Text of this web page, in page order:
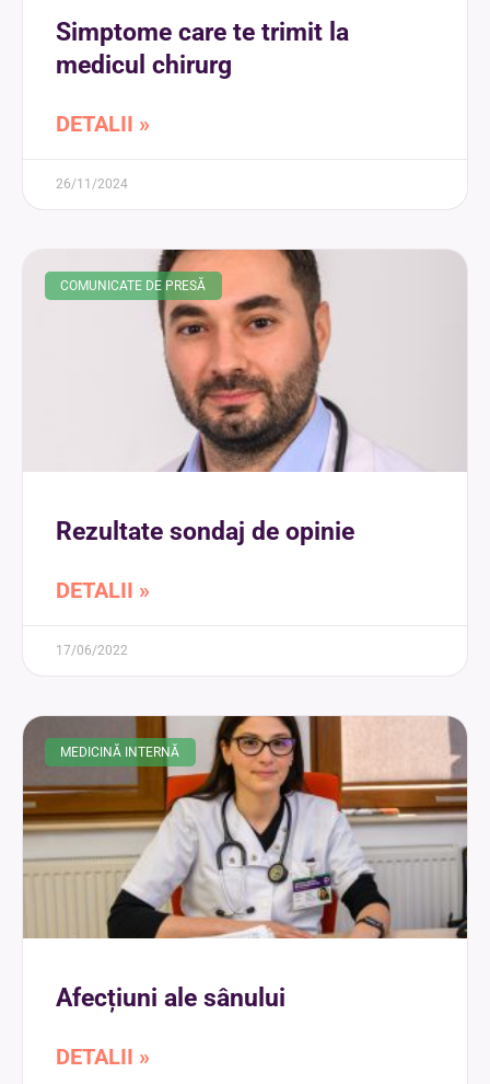
Simptome care te trimit la
medicul chirurg
DETALII »
26/11/2024
COMUNICATE DE PRESĂ
Rezultate sondaj de opinie
DETALII »
17/06/2022
MEDICINĂ INTERNĂ
Afecțiuni ale sânului
DETALII »